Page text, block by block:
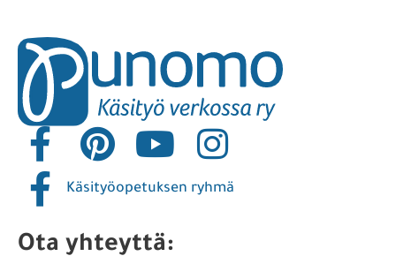
Käsityöopetuksen ryhmä
Ota yhteyttä: